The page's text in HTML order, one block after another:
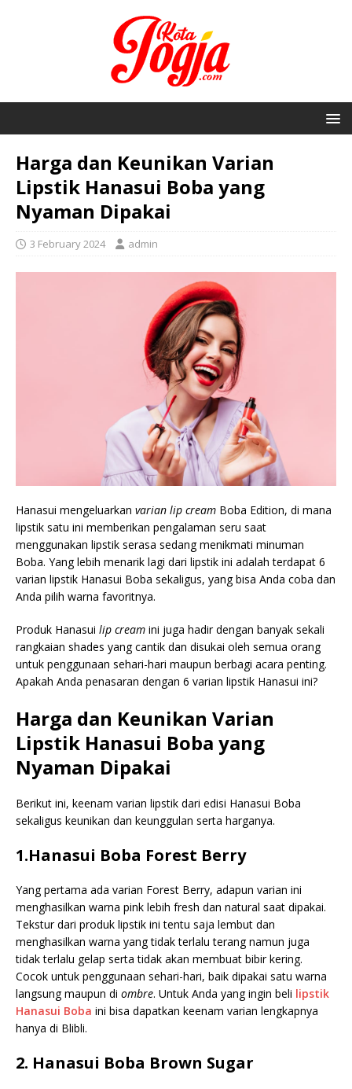
Harga dan Keunikan Varian
Lipstik Hanasui Boba yang
Nyaman Dipakai
3 February 2024 admin
Hanasui mengeluarkan varian lip cream Boba Edition, di mana
lipstik satu ini memberikan pengalaman seru saat
menggunakan lipstik serasa sedang menikmati minuman
Boba. Yang lebih menarik lagi dari lipstik ini adalah terdapat 6
varian lipstik Hanasui Boba sekaligus, yang bisa Anda coba dan
Anda pilih warna favoritnya.
Produk Hanasui lip cream ini juga hadir dengan banyak sekali
rangkaian shades yang cantik dan disukai oleh semua orang
untuk penggunaan sehari-hari maupun berbagi acara penting.
Apakah Anda penasaran dengan 6 varian lipstik Hanasui ini?
Harga dan Keunikan Varian
Lipstik Hanasui Boba yang
Nyaman Dipakai
Berikut ini, keenam varian lipstik dari edisi Hanasui Boba
sekaligus keunikan dan keunggulan serta harganya.
1.Hanasui Boba Forest Berry
Yang pertama ada varian Forest Berry, adapun varian ini
menghasilkan warna pink lebih fresh dan natural saat dipakai.
Tekstur dari produk lipstik ini tentu saja lembut dan
menghasilkan warna yang tidak terlalu terang namun juga
tidak terlalu gelap serta tidak akan membuat bibir kering.
Cocok untuk penggunaan sehari-hari, baik dipakai satu warna
langsung maupun di ombre. Untuk Anda yang ingin beli lipstik
Hanasui Boba ini bisa dapatkan keenam varian lengkapnya
hanya di Blibli.
2. Hanasui Boba Brown Sugar